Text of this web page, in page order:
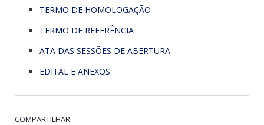
TERMO DE HOMOLOGAÇÃO
TERMO DE REFERÊNCIA
ATA DAS SESSÕES DE ABERTURA
EDITAL E ANEXOS
COMPARTILHAR: